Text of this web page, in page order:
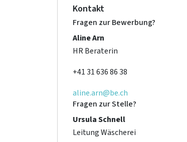
Kontakt
Fragen zur Bewerbung?
Aline Arn
HR Beraterin
+41 31 636 86 38
aline.arn@be.ch
Fragen zur Stelle?
Ursula Schnell
Leitung Wäscherei